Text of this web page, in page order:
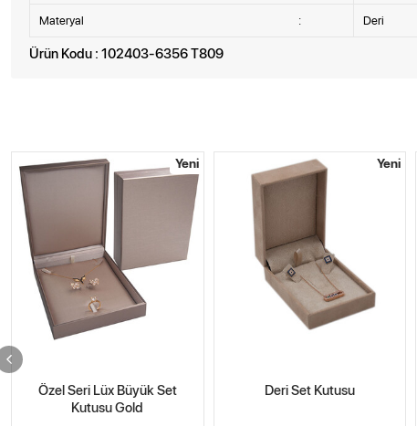
Materyal : Deri
Ürün Kodu : 102403-6356 T809
Yeni
Deri Set Kutusu
Üçlü Set Kutusu 7.5x10.5 cm